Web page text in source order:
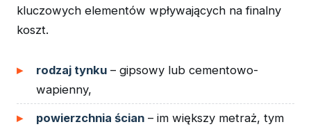
kluczowych elementów wpływających na finalny
koszt.
rodzaj tynku – gipsowy lub cementowo-
wapienny,
powierzchnia ścian – im większy metraż, tym